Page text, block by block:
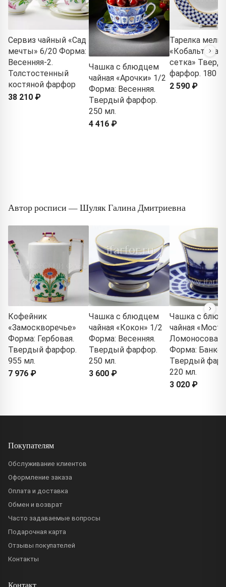
Сервиз чайный «Сад
мечты» 6/20 Форма:
Весенняя-2.
Толстостенный
костяной фарфор
38 210 ₽
Чашка с блюдцем
чайная «Арочки» 1/2
Форма: Весенняя.
Твердый фарфор.
250 мл.
4 416 ₽
Тарелка
«Кобальтовая
сетка»
фарфор. 180
2 590 ₽
Автор росписи — Шуляк Галина Дмитриевна
Кофейник
«Замоскворечье»
Форма: Гербовая.
Твердый фарфор.
955 мл.
7 976 ₽
Чашка с блюдцем
чайная «Кокон» 1/2
Форма: Весенняя.
Твердый фарфор.
250 мл.
3 600 ₽
Чашка с
чайная «Мост
Ломоносова»
Форма:
Твердый
220 мл.
3 020 ₽
Покупателям
Обслуживание клиентов
Оформление заказа
Оплата и доставка
Обмен и возврат
Часто задаваемые вопросы
Подарочная карта
Отзывы покупателей
Контакты